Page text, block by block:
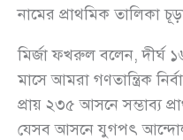
নামের প্রাথমিক তালিকা
মির্জা ফখরুল বলেন, দীর্ঘ
মাসে আমরা গণতান্ত্রিক
প্রায় ২৩৫ আসনে সম্ভাব্য
যেসব আসনে যুগপৎ